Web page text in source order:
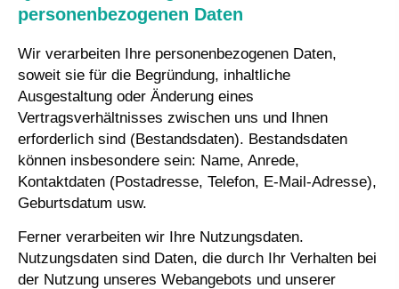
personenbezogenen Daten
Wir verarbeiten Ihre personenbezogenen Daten,
soweit sie für die Begründung, inhaltliche
Ausgestaltung oder Änderung eines
Vertragsverhältnisses zwischen uns und Ihnen
erforderlich sind (Bestandsdaten). Bestandsdaten
können insbesondere sein: Name, Anrede,
Kontaktdaten (Postadresse, Telefon, E-Mail-Adresse),
Geburts­datum usw.
Ferner verarbeiten wir Ihre Nutzungsdaten.
Nutzungsdaten sind Daten, die durch Ihr Verhalten bei
der Nutzung unseres Webangebots und unserer